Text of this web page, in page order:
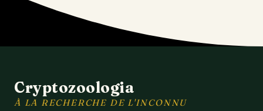
Cryptozoologia
À LA RECHERCHE DE L'INCONNU